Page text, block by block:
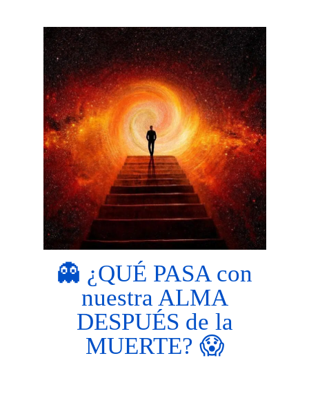
👻 ¿QUÉ PASA con
nuestra ALMA
DESPUÉS de la
MUERTE? 😱